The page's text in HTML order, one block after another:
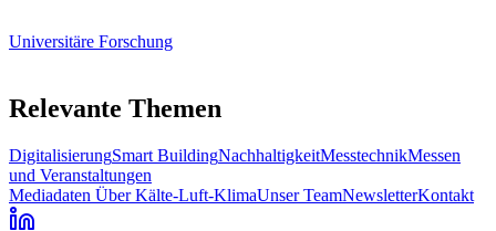
Universitäre Forschung
Relevante Themen
DigitalisierungSmart BuildingNachhaltigkeitMesstechnikMessen
und Veranstaltungen
Mediadaten Über Kälte-Luft-KlimaUnser TeamNewsletterKontakt